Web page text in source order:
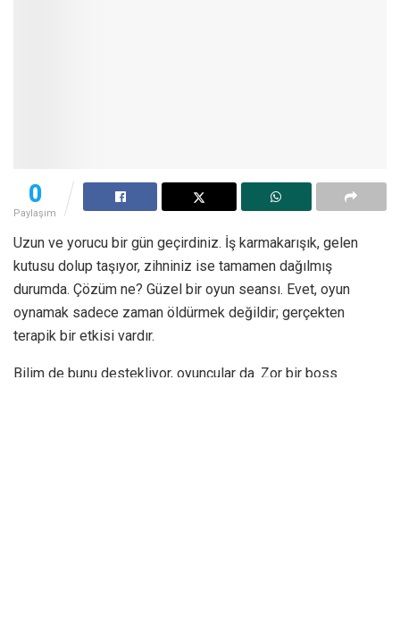
0
Paylaşım
Uzun ve yorucu bir gün geçirdiniz. İş karmakarışık, gelen
kutusu dolup taşıyor, zihniniz ise tamamen dağılmış
durumda. Çözüm ne? Güzel bir oyun seansı. Evet, oyun
oynamak sadece zaman öldürmek değildir; gerçekten
terapik bir etkisi vardır.
Bilim de bunu destekliyor, oyuncular da. Zor bir boss